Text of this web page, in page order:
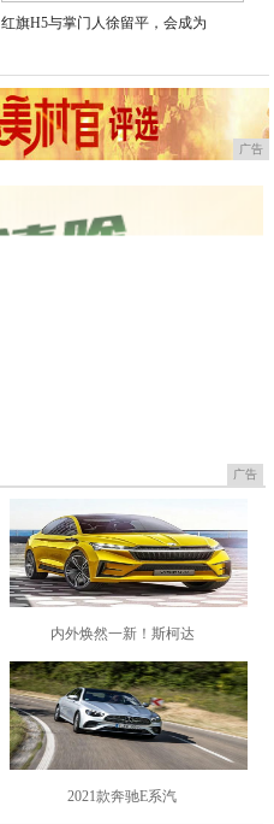
红旗H5与掌门人徐留平，会成为
广告
广告
内外焕然一新！斯柯达
2021款奔驰E系汽